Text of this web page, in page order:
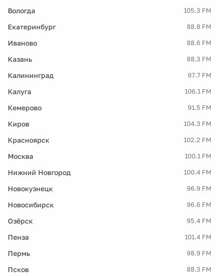
Вологда 105.3 FM
Екатеринбург 88.8 FM
Иваново 88.6 FM
Казань 88.3 FM
Калининград 97.7 FM
Калуга 106.1 FM
Кемерово 91.5 FM
Киров 104.3 FM
Красноярск 102.2 FM
Москва 100.1 FM
Нижний Новгород 100.4 FM
Новокузнецк 96.9 FM
Новосибирск 96.6 FM
Озёрск 95.4 FM
Пенза 101.4 FM
Пермь 98.9 FM
Псков 88.3 FM